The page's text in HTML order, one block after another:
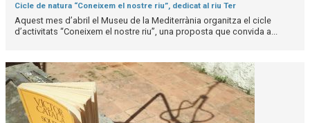
Cicle de natura “Coneixem el nostre riu”, dedicat al riu Ter
Aquest mes d’abril el Museu de la Mediterrània organitza el cicle
d’activitats “Coneixem el nostre riu”, una proposta que convida a...